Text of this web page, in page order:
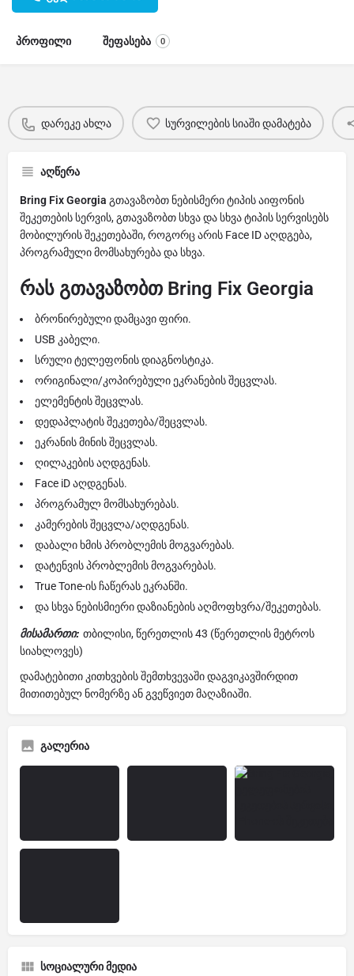
პროფილი შეფასება 0
დარეკე ახლა სურვილების სიაში დამატება
აღწერა
Bring Fix Georgia გთავაზობთ ნებისმერი ტიპის აიფონის
შეკეთების სერვის, გთავაზობთ სხვა და სხვა ტიპის სერვისებს
მობილურის შეკეთებაში, როგორც არის Face ID აღდგება,
პროგრამული მომსახურება და სხვა.
რას გთავაზობთ Bring Fix Georgia
ბრონირებული დამცავი ფირი.
USB კაბელი.
სრული ტელეფონის დიაგნოსტიკა.
ორიგინალი/კოპირებული ეკრანების შეცვლას.
ელემენტის შეცვლას.
დედაპლატის შეკეთება/შეცვლას.
ეკრანის მინის შეცვლას.
ღილაკების აღდგენას.
Face iD აღდგენას.
პროგრამულ მომსახურებას.
კამერების შეცვლა/აღდგენას.
დაბალი ხმის პრობლემის მოგვარებას.
დატენვის პრობლემის მოგვარებას.
True Tone-ის ჩაწერას ეკრანში.
და სხვა ნებისმიერი დაზიანების აღმოფხვრა/შეკეთებას.
მისამართი: თბილისი, წერეთლის 43 (წერეთლის მეტროს
სიახლოვეს)
დამატებითი კითხვების შემთხვევაში დაგვიკავშირდით
მითითებულ ნომერზე ან გვეწვიეთ მაღაზიაში.
გალერია
სოციალური მედია